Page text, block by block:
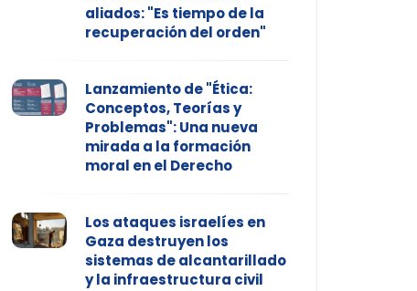
aliados: "Es tiempo de la
recuperación del orden"
Lanzamiento de "Ética:
Conceptos, Teorías y
Problemas": Una nueva
mirada a la formación
moral en el Derecho
Los ataques israelíes en
Gaza destruyen los
sistemas de alcantarillado
y la infraestructura civil